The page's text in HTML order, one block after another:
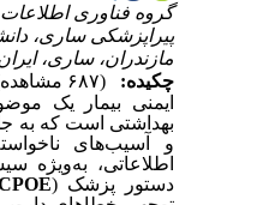
گروه فناوری اطلاعات
پیراپزشکی ساری،
مازندران، ساری، ایران.
چکیده:
ایمنی بیمار یک
بهداشتی است که به
و آسیب‌های
اطلاعاتی، به‌ویژه
دستور پزشک(
CPOE
)